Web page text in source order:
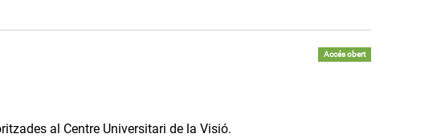
Accés obert
al Centre Universitari de la Visió.